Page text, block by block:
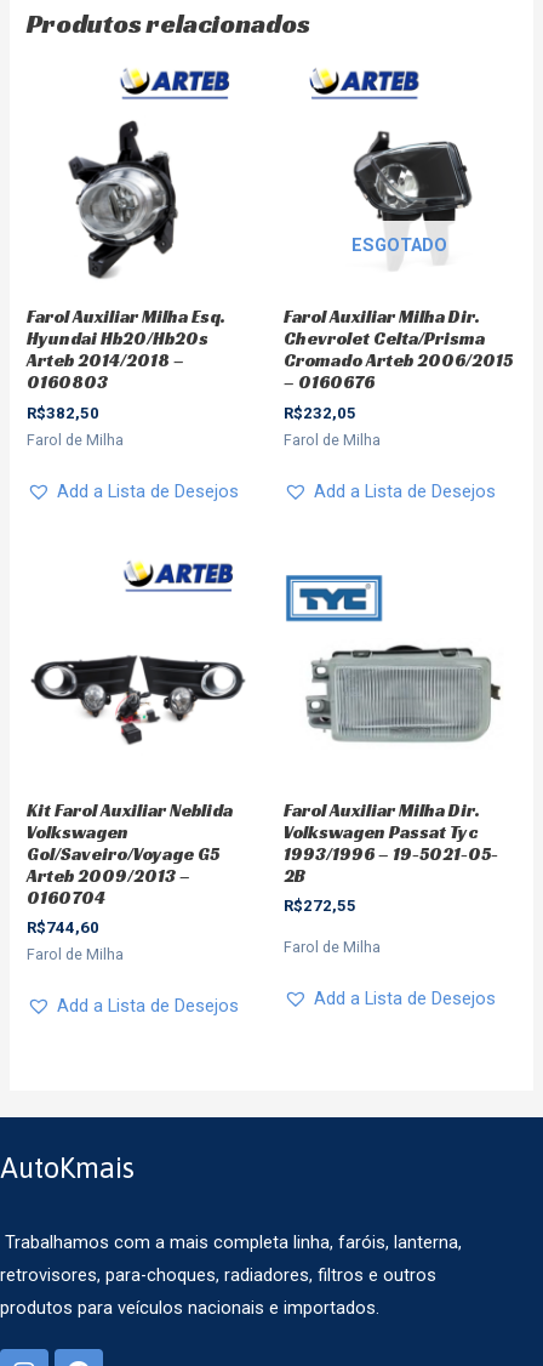
Produtos relacionados
Farol Auxiliar Milha Esq.
Hyundai Hb20/Hb20s
Arteb 2014/2018 –
0160803
R$382,50
Farol de Milha
Add a Lista de Desejos
ESGOTADO
Farol Auxiliar Milha Dir.
Chevrolet Celta/Prisma
Cromado Arteb 2006/2015
– 0160676
R$232,05
Farol de Milha
Add a Lista de Desejos
Kit Farol Auxiliar Neblida
Volkswagen
Gol/Saveiro/Voyage G5
Arteb 2009/2013 –
0160704
R$744,60
Farol de Milha
Add a Lista de Desejos
Farol Auxiliar Milha Dir.
Volkswagen Passat Tyc
1993/1996 – 19-5021-05-
2B
R$272,55
Farol de Milha
Add a Lista de Desejos
AutoKmais
Trabalhamos com a mais completa linha, faróis, lanterna,
retrovisores, para-choques, radiadores, filtros e outros
produtos para veículos nacionais e importados.